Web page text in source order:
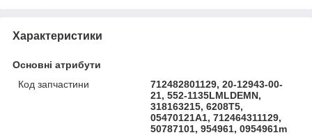
Характеристики
Основні атрибути
Код запчастини
712482801129, 20-12943-00-
21, 552-1135LMLDEMN,
318163215, 6208T5,
05470121A1, 712464311129,
50787101, 954961, 0954961m